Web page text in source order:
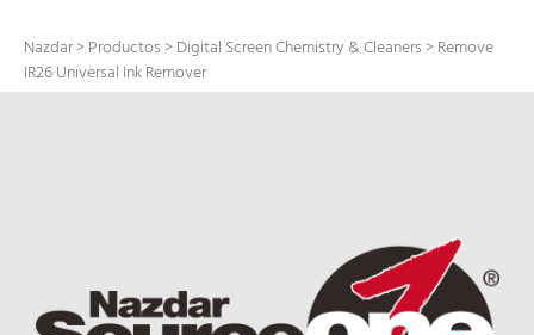
Nazdar>Productos>Digital Screen Chemistry & Cleaners> Remove
IR26 Universal Ink Remover